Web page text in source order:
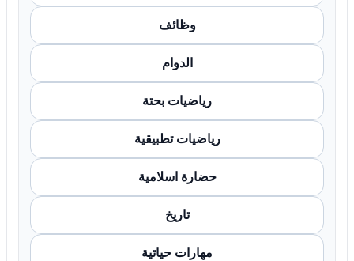
وظائف
الدوام
رياضيات بحتة
رياضيات تطبيقية
حضارة اسلامية
تاريخ
مهارات حياتية